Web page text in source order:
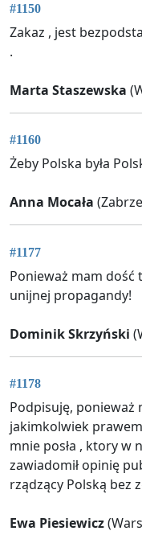
#1150
Zakaz , jest
.
Marta Staszewska
#1160
Żeby Polska była
Anna Mocała
#1177
Ponieważ mam dość
unijnej propagandy!
Dominik Skrzyński
#1178
Podpisuję, ponieważ
jakimkolwiek
mnie posła , ktory w
zawiadomił opinię
rządzący Polską bez
Ewa Piesiewicz